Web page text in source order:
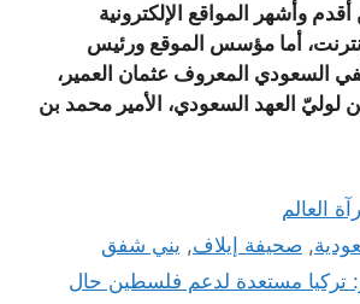
وأشهر المواقع الإلكترونية
أما مؤسس الموقع ورئيس
السعودي المعروف عثمان العمير،
لوليّ العهد السعودي، الأمير محمد بن
العالم
,صحيفة إيلاف, يني شفق
تركيا مستعدة لدعم فلسطين حال